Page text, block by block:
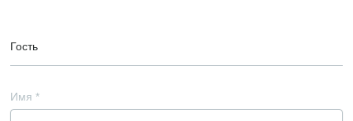
Гость
Имя *